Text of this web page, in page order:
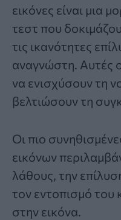
εικόνες είναι μια
τεστ που
τις ικανότητες
αναγνώστη. Αυτές
να ενισχύσουν τη
βελτιώσουν τη
Οι πιο
εικόνων
λάθους, την
τον εντοπισμό του
στην εικόνα.